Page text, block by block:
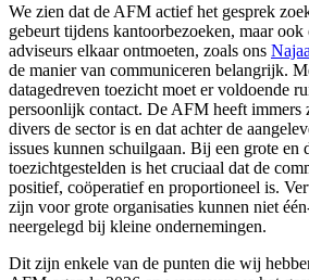
We zien dat de AFM actief het gesprek
gebeurt tijdens kantoorbezoeken, maar
adviseurs elkaar ontmoeten, zoals ons
de manier van communiceren belangrijk.
datagedreven toezicht moet er voldoende
persoonlijk contact. De AFM heeft immers
divers de sector is en dat achter de
issues kunnen schuilgaan. Bij een grote en
toezichtgestelden is het cruciaal dat de
positief, coöperatief en proportioneel is.
zijn voor grote organisaties kunnen niet
neergelegd bij kleine ondernemingen.
Dit zijn enkele van de punten die wij